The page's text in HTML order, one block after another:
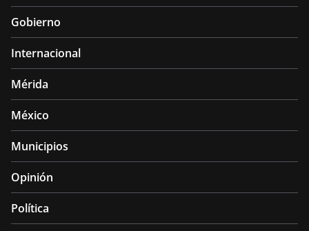
Gobierno
Internacional
Mérida
México
Municipios
Opinión
Política